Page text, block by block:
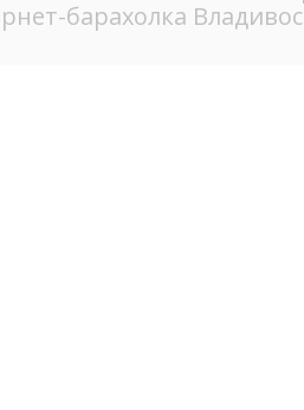
барахолка